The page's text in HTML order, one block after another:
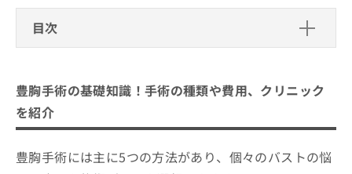
目次
2．脂肪注入法（自己脂肪）
こと
豊胸手術の基礎知識！手術の種類や費用、クリニック
を紹介
豊胸手術には主に5つの方法があり、個々のバストの悩
ち
情
報
の
正
料
の
お
申
込
み